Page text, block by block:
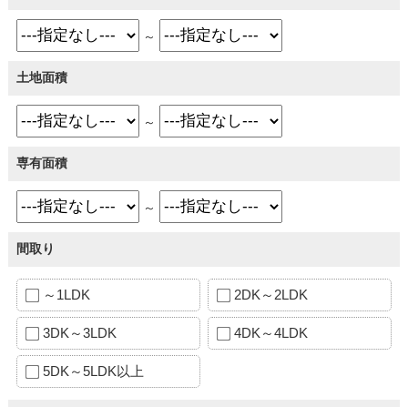
～
土地面積
～
専有面積
～
間取り
～1LDK 2DK～2LDK
3DK～3LDK 4DK～4LDK
5DK～5LDK以上